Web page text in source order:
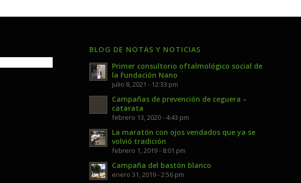
BLOG DE NOTAS Y NOTICIAS
Primer consultorio oftalmológico social de
la Fundación Nano
julio 8, 2021 - 12:33 pm
Campañas de prevención de ceguera –
catarata
febrero 13, 2020 - 4:43 pm
La maratón con ojos vendados que ya se
volvió tradición
febrero 1, 2019 - 8:01 pm
Campaña del bastón blanco
enero 31, 2019 - 2:56 pm